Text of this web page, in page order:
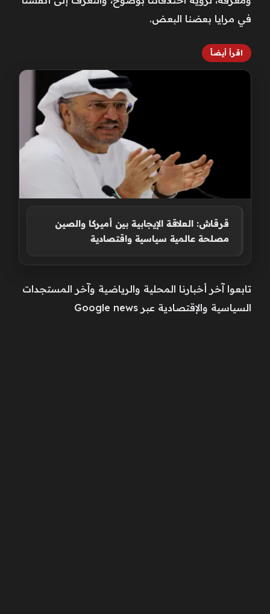
في مرايا بعضنا البعض.
اقرأ أيضاً
قرقاش: العلاقة الإيجابية بين أميركا والصين
مصلحة عالمية سياسية واقتصادية
تابعوا آخر أخبارنا المحلية والرياضية وآخر المستجدات
السياسية والإقتصادية عبر Google news